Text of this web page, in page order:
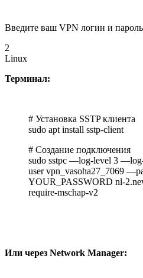
Введите ваш VPN логин и пароль
2
Linux
Терминал:
# Установка SSTP клиента
sudo apt install sstp-client
# Создание подключения
sudo sstpc —log-level 3
user vpn_vasoha27_7069
YOUR_PASSWORD nl-
require-mschap-v2
Или через Network Manager: